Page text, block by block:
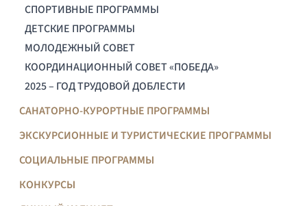
СПОРТИВНЫЕ ПРОГРАММЫ
ДЕТСКИЕ ПРОГРАММЫ
МОЛОДЕЖНЫЙ СОВЕТ
КООРДИНАЦИОННЫЙ СОВЕТ «ПОБЕДА»
2025 – ГОД ТРУДОВОЙ ДОБЛЕСТИ
САНАТОРНО-КУРОРТНЫЕ ПРОГРАММЫ
ЭКСКУРСИОННЫЕ И ТУРИСТИЧЕСКИЕ ПРОГРАММЫ
СОЦИАЛЬНЫЕ ПРОГРАММЫ
КОНКУРСЫ